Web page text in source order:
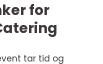
for
tar tid og